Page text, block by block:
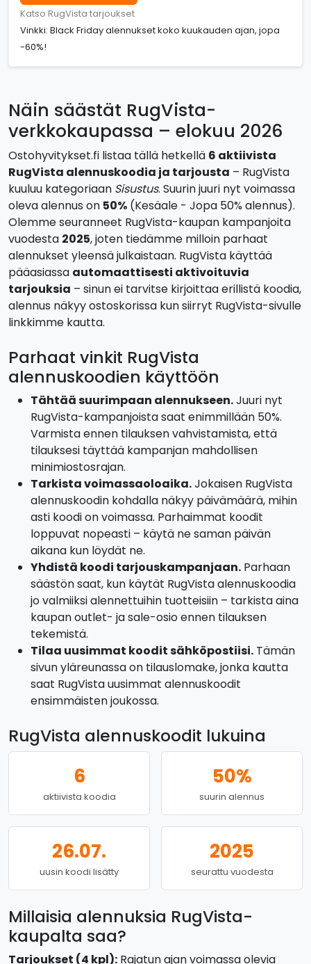
Katso RugVista tarjoukset
Vinkki: Black Friday alennukset koko kuukauden ajan, jopa
-60%!
Näin säästät RugVista-
verkkokaupassa – elokuu 2026
Ostohyvitykset.fi listaa tällä hetkellä 6 aktiivista
RugVista alennuskoodia ja tarjousta – RugVista
kuuluu kategoriaan Sisustus. Suurin juuri nyt voimassa
oleva alennus on 50% (Kesäale - Jopa 50% alennus).
Olemme seuranneet RugVista-kaupan kampanjoita
vuodesta 2025, joten tiedämme milloin parhaat
alennukset yleensä julkaistaan. RugVista käyttää
pääasiassa automaattisesti aktivoituvia
tarjouksia – sinun ei tarvitse kirjoittaa erillistä koodia,
alennus näkyy ostoskorissa kun siirryt RugVista-sivulle
linkkimme kautta.
Parhaat vinkit RugVista
alennuskoodien käyttöön
Tähtää suurimpaan alennukseen.Juuri nyt
RugVista-kampanjoista saat enimmillään 50%.
Varmista ennen tilauksen vahvistamista, että
tilauksesi täyttää kampanjan mahdollisen
minimiostosrajan.
Tarkista voimassaoloaika.Jokaisen RugVista
alennuskoodin kohdalla näkyy päivämäärä, mihin
asti koodi on voimassa. Parhaimmat koodit
loppuvat nopeasti – käytä ne saman päivän
aikana kun löydät ne.
Yhdistä koodi tarjouskampanjaan. Parhaan
säästön saat, kun käytät RugVista alennuskoodia
jo valmiiksi alennettuihin tuotteisiin – tarkista aina
kaupan outlet- ja sale-osio ennen tilauksen
tekemistä.
Tilaa uusimmat koodit sähköpostiisi. Tämän
sivun yläreunassa on tilauslomake, jonka kautta
saat RugVista uusimmat alennuskoodit
ensimmäisten joukossa.
RugVista alennuskoodit lukuina
6
aktiivista koodia
50%
suurin alennus
26.07.
uusin koodi lisätty
2025
seurattu vuodesta
Millaisia alennuksia RugVista-
kaupalta saa?
Tarjoukset (4 kpl): Rajatun ajan voimassa olevia